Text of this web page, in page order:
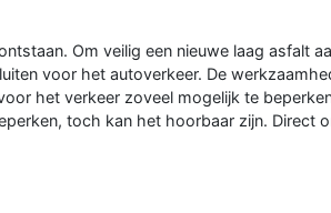
Om veilig een nieuwe laag asfalt
voor het autoverkeer. De
het verkeer zoveel mogelijk te
toch kan het hoorbaar zijn. Direct